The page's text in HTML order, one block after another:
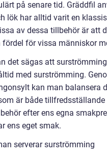
på senare tid. Gräddfil
lök har alltid varit en
av dessa tillbehör är att
fördel för vissa människor
det sägas att
med surströmming.
kan man balansera
är både
efter ens egna
ens eget smak.
serverar surströmming